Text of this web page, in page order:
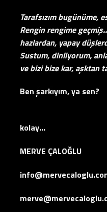
Tarafsızım
Rengin rengime
hazlardan, yapay
Sustum, dinliyorum,
ve bizi bize kar, aşktan
Ben şarkıyım, ya sen?
Aşk’a
kolay…
MERVE ÇALOĞLU